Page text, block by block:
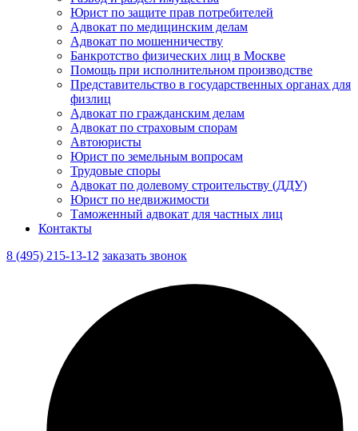
Юрист по защите прав потребителей
Адвокат по медицинским делам
Адвокат по мошенничеству
Банкротство физических лиц в Москве
Помощь при исполнительном производстве
Представительство в государственных органах для
физлиц
Адвокат по гражданским делам
Адвокат по страховым спорам
Автоюристы
Юрист по земельным вопросам
Трудовые споры
Адвокат по долевому строительству (ДДУ)
Юрист по недвижимости
Таможенный адвокат для частных лиц
Контакты
8 (495) 215-13-12 заказать звонок